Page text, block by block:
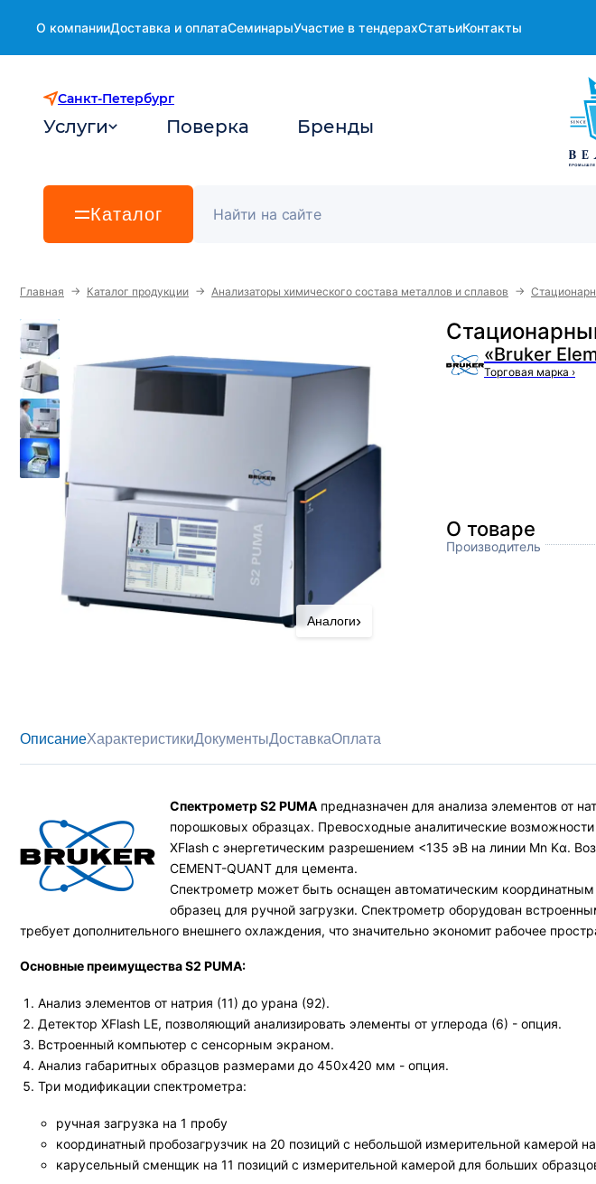
О компанииДоставка и оплатаСеминарыУчастие в тендерахСтатьиКонтакты
Санкт-Петербург
Услуги Поверка Бренды
Каталог
Главная → Каталог продукции → Анализаторы химического состава металлов и сплавов →
«Bruker
Торговая марка ›
Аналоги›
О товаре
Производитель
ОписаниеХарактеристикиДокументыДоставкаОплата
Спектрометр S2 PUMA предназначен для анализа элементов от
порошковых образцах. Превосходные аналитические
XFlash с энергетическим разрешением <135 эВ на линии Mn Kα.
CEMENT-QUANT для цемента.
Спектрометр может быть оснащен автоматическим
образец для ручной загрузки. Спектрометр оборудован
требует дополнительного внешнего охлаждения, что значительно экономит рабочее
Основные преимущества S2 PUMA:
Анализ элементов от натрия (11) до урана (92).
Детектор XFlash LE, позволяющий анализировать элементы от углерода (6) - опция.
Встроенный компьютер с сенсорным экраном.
Анализ габаритных образцов размерами до 450х420 мм - опция.
Три модификации спектрометра:
ручная загрузка на 1 пробу
координатный пробозагрузчик на 20 позиций с небольшой измерительной камерой
карусельный сменщик на 11 позиций с измерительной камерой для больших